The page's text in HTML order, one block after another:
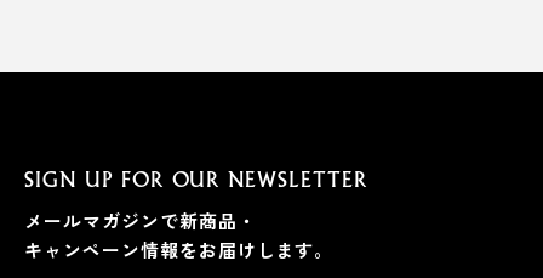
SIGN UP FOR OUR NEWSLETTER
メールマガジンで新商品・
キャンペーン情報をお届けします。